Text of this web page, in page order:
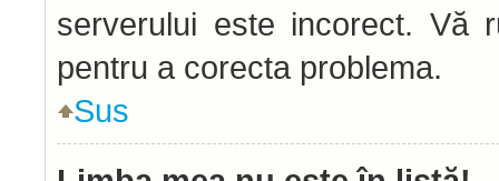
serverului este incorect. Vă
pentru a corecta problema.
Sus